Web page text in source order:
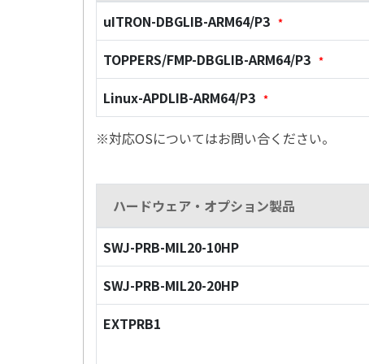
uITRON-DBGLIB-ARM64/P3 *
TOPPERS/FMP-DBGLIB-ARM64/P3 *
Linux-APDLIB-ARM64/P3 *
※対応OSについてはお問い合ください。
ハードウェア・オプション製品
SWJ-PRB-MIL20-10HP
SWJ-PRB-MIL20-20HP
EXTPRB1